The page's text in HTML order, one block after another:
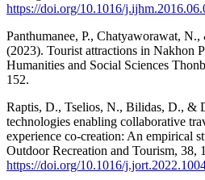
https://doi.org/10.1016/
Panthumanee, P., Chatyaworawat,
(2023). Tourist attractions in Nakhon
Humanities and Social Sciences
152.
Raptis, D., Tselios, N., Bilidas, D., &
technologies enabling collaborative
experience co-creation: An empirical
Outdoor Recreation and Tourism, 38,
https://doi.org/10.1016/